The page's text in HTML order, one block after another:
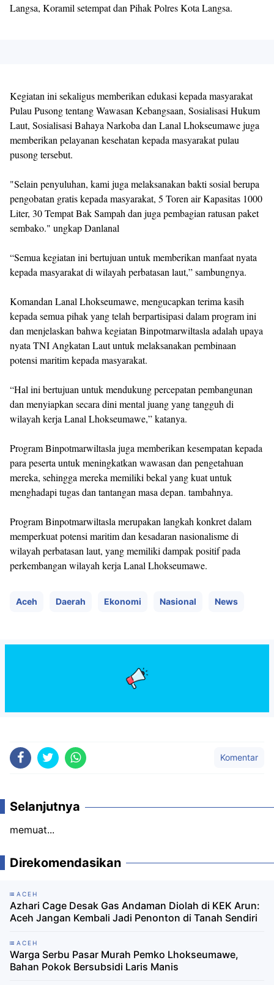
Langsa, Koramil setempat dan Pihak Polres Kota Langsa.
Kegiatan ini sekaligus memberikan edukasi kepada masyarakat
Pulau Pusong tentang Wawasan Kebangsaan, Sosialisasi Hukum
Laut, Sosialisasi Bahaya Narkoba dan Lanal Lhokseumawe juga
memberikan pelayanan kesehatan kepada masyarakat pulau
pusong tersebut.
"Selain penyuluhan, kami juga melaksanakan bakti sosial berupa
pengobatan gratis kepada masyarakat, 5 Toren air Kapasitas 1000
Liter, 30 Tempat Bak Sampah dan juga pembagian ratusan paket
sembako." ungkap Danlanal
“Semua kegiatan ini bertujuan untuk memberikan manfaat nyata
kepada masyarakat di wilayah perbatasan laut,” sambungnya.
Komandan Lanal Lhokseumawe, mengucapkan terima kasih
kepada semua pihak yang telah berpartisipasi dalam program ini
dan menjelaskan bahwa kegiatan Binpotmarwiltasla adalah upaya
nyata TNI Angkatan Laut untuk melaksanakan pembinaan
potensi maritim kepada masyarakat.
“Hal ini bertujuan untuk mendukung percepatan pembangunan
dan menyiapkan secara dini mental juang yang tangguh di
wilayah kerja Lanal Lhokseumawe,” katanya.
Program Binpotmarwiltasla juga memberikan kesempatan kepada
para peserta untuk meningkatkan wawasan dan pengetahuan
mereka, sehingga mereka memiliki bekal yang kuat untuk
menghadapi tugas dan tantangan masa depan. tambahnya.
Program Binpotmarwiltasla merupakan langkah konkret dalam
memperkuat potensi maritim dan kesadaran nasionalisme di
wilayah perbatasan laut, yang memiliki dampak positif pada
perkembangan wilayah kerja Lanal Lhokseumawe.
Aceh Daerah Ekonomi Nasional News
Komentar
Selanjutnya
memuat...
Direkomendasikan
ACEH
Azhari Cage Desak Gas Andaman Diolah di KEK Arun:
Aceh Jangan Kembali Jadi Penonton di Tanah Sendiri
ACEH
Warga Serbu Pasar Murah Pemko Lhokseumawe,
Bahan Pokok Bersubsidi Laris Manis